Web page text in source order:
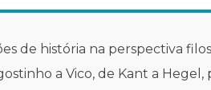
de história na perspectiva
a Vico, de Kant a Hegel,